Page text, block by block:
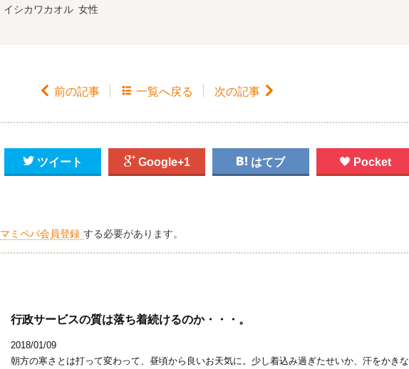
イシカワカオル 女性
 前の記事  一覧へ戻る 次の記事 
 ツイート  Google+1  はてブ  Pocket
マミペパ会員登録 する必要があります。
行政サービスの質は落ち着続けるのか・・・。
2018/01/09
朝方の寒さとは打って変わって、昼頃から良いお天気に。少し着込み過ぎたせいか、汗をかきな